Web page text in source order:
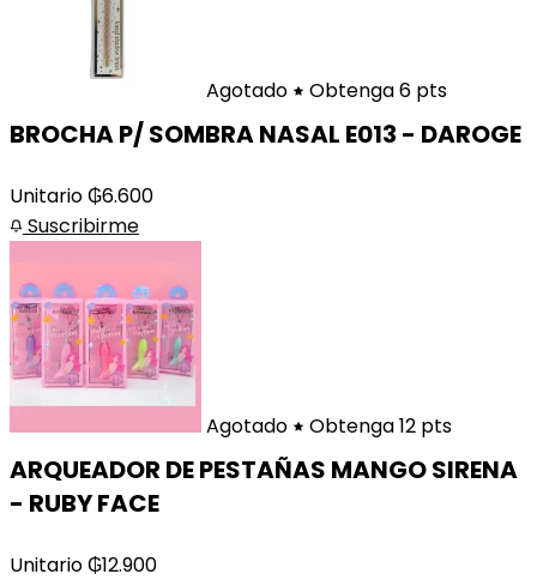
Agotado Obtenga 6 pts
BROCHA P/ SOMBRA NASAL E013 - DAROGE
Unitario₲6.600
Suscribirme
Agotado Obtenga 12 pts
ARQUEADOR DE PESTAÑAS MANGO SIRENA
- RUBY FACE
Unitario₲12.900